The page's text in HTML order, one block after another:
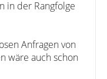
in der Rangfolge
Anfragen von
wäre auch schon